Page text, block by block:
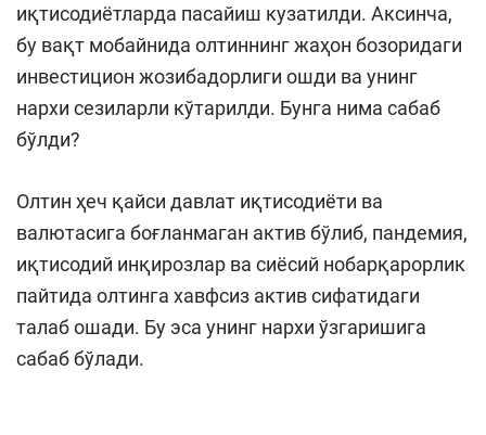
иқтисодиётларда пасайиш кузатилди. Аксинча,
бу вақт мобайнида олтиннинг жаҳон бозоридаги
инвестицион жозибадорлиги ошди ва унинг
нархи сезиларли кўтарилди. Бунга нима сабаб
бўлди?
Олтин ҳеч қайси давлат иқтисодиёти ва
валютасига боғланмаган актив бўлиб, пандемия,
иқтисодий инқирозлар ва сиёсий нобарқарорлик
пайтида олтинга хавфсиз актив сифатидаги
талаб ошади. Бу эса унинг нархи ўзгаришига
сабаб бўлади.